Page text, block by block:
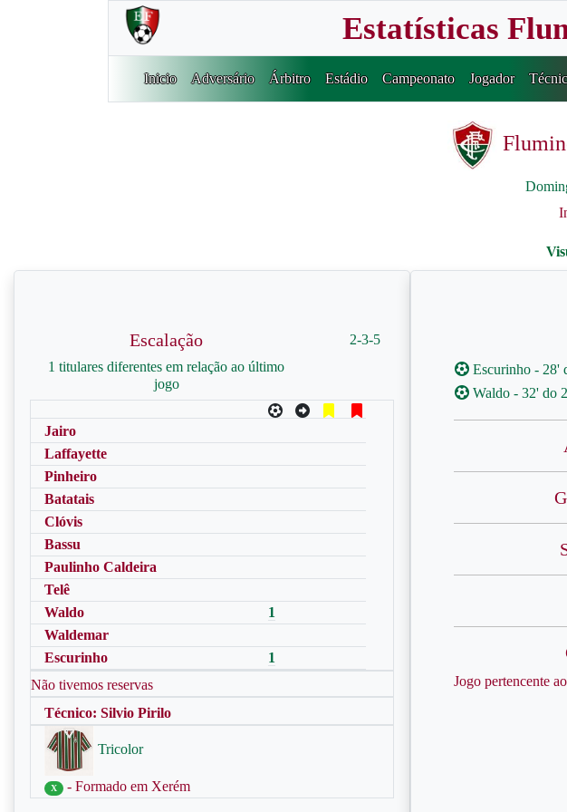
Estatísticas
Inicio Adversário Árbitro Estádio Campeonato Jogador
Escalação
1 titulares diferentes em relação ao último
jogo
2-3-5
Jairo
Laffayette
Pinheiro
Batatais
Clóvis
Bassu
Paulinho Caldeira
Telê
Waldo
1
Waldemar
Escurinho
1
Não tivemos reservas
Técnico: Silvio Pirilo
Tricolor
X - Formado em Xerém
Escurinho - 28'
Waldo - 32' do
Jogo pertencente